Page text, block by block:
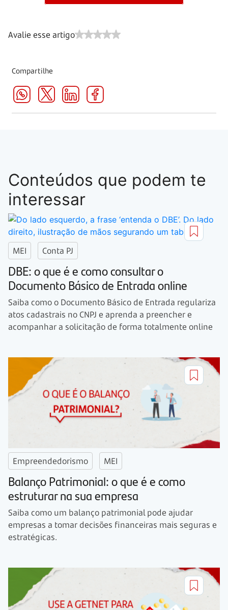
Avalie esse artigo
Compartilhe
Conteúdos que podem te
interessar
MEI Conta PJ
DBE: o que é e como consultar o
Documento Básico de Entrada online
Saiba como o Documento Básico de Entrada regulariza
atos cadastrais no CNPJ e aprenda a preencher e
acompanhar a solicitação de forma totalmente online
Empreendedorismo MEI
Balanço Patrimonial: o que é e como
estruturar na sua empresa
Saiba como um balanço patrimonial pode ajudar
empresas a tomar decisões financeiras mais seguras e
estratégicas.